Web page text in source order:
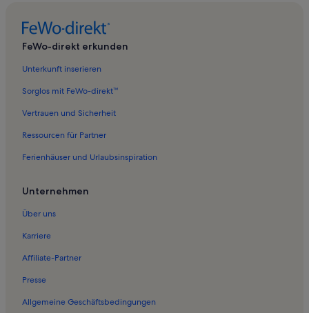
Ferienwohnungen in Mareuil-sur-Cher
Ferienwohnungen in Selles-sur-Cher
Ferienwohnungen in Thesee
Ferienwohnungen in Schloss Selles
Ferienwohnungen in La Vernelle
Ferienwohnungen in Choussy
Ferienwohnungen in Angé
Ferienwohnungen in Fontguenand
FeWo-direkt erkunden
Unterkunft inserieren
Sorglos mit FeWo-direkt™
Vertrauen und Sicherheit
Ressourcen für Partner
Ferienhäuser und Urlaubsinspiration
Unternehmen
Über uns
Karriere
Affiliate-Partner
Presse
Allgemeine Geschäftsbedingungen